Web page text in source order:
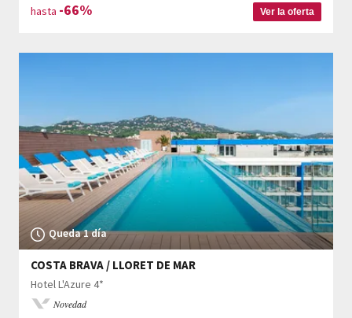
hasta -66% Ver la oferta
Queda 1 día
COSTA BRAVA / LLORET DE MAR
Hotel L'Azure 4*
Novedad